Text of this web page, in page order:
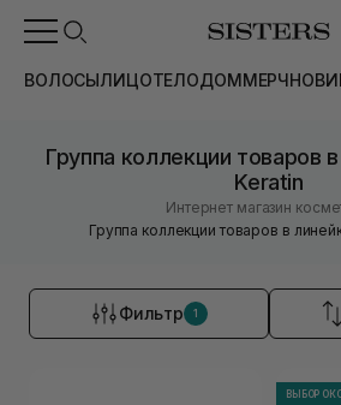
ВОЛОСЫЛИЦОТЕЛОДОММЕРЧ
Группа коллекции товаров
Keratin
Интернет магазин
Группа коллекции товаров в
Фильтр 1
ВЫБОР